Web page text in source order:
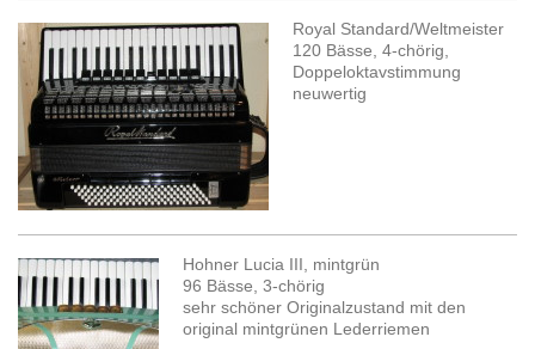
Royal Standard/Weltmeister
120 Bässe, 4-chörig,
Doppeloktavstimmung
neuwertig
Hohner Lucia III, mintgrün
96 Bässe, 3-chörig
sehr schöner Originalzustand mit den
original mintgrünen Lederriemen